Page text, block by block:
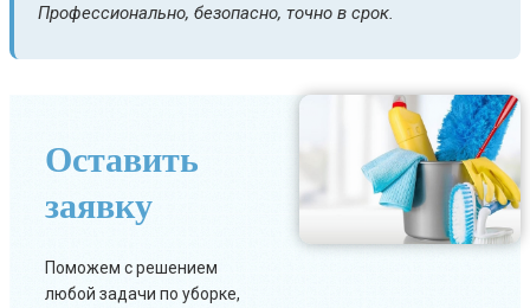
Профессионально, безопасно, точно в срок.
Оставить
заявку
Поможем с решением
любой задачи по уборке,